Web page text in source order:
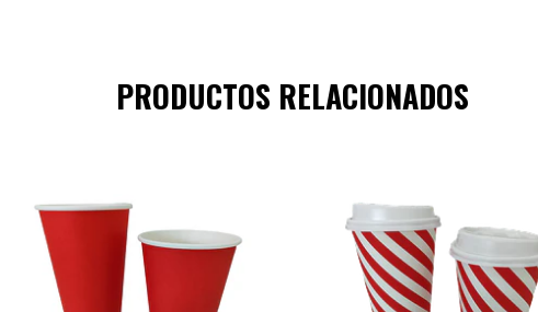
PRODUCTOS RELACIONADOS